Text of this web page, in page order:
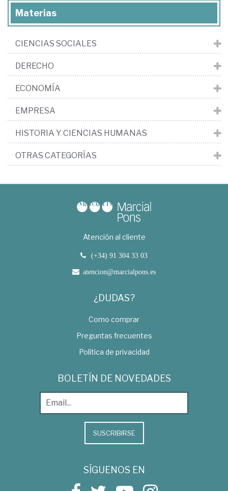
Materias
CIENCIAS SOCIALES
DERECHO
ECONOMÍA
EMPRESA
HISTORIA Y CIENCIAS HUMANAS
OTRAS CATEGORÍAS
Atención al cliente
(+34) 91 304 33 03
atencion@marcialpons.es
¿DUDAS?
Como comprar
Preguntas frecuentes
Política de privacidad
BOLETÍN DE NOVEDADES
SUSCRIBIRSE
SÍGUENOS EN